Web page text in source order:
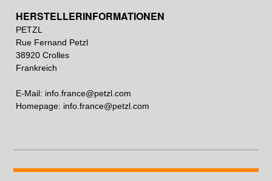
HERSTELLERINFORMATIONEN
PETZL
Rue Fernand Petzl
38920 Crolles
Frankreich
E-Mail: info.france@petzl.com
Homepage: info.france@petzl.com